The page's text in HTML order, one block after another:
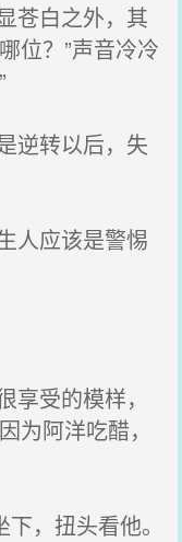
苍白之外，其
位？”声音冷冷
逆转以后，失
人应该是警惕
受的模样，
为阿洋吃醋，
，扭头看他。